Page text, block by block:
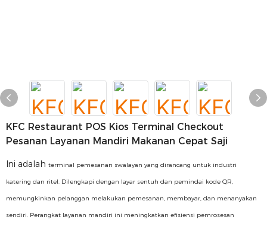
KFC Restaurant POS Kios Terminal Checkout
Pesanan Layanan Mandiri Makanan Cepat Saji
Ini adalah terminal pemesanan swalayan yang dirancang untuk industri
katering dan ritel. Dilengkapi dengan layar sentuh dan pemindai kode QR,
memungkinkan pelanggan melakukan pemesanan, membayar, dan menanyakan
sendiri. Perangkat layanan mandiri ini meningkatkan efisiensi pemrosesan